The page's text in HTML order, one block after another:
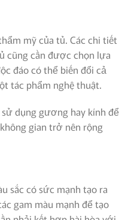
mỹ của tủ. Các chi tiết
cũng cần được chọn lựa
đáo có thể biến đổi cả
tác phẩm nghệ thuật.
dụng gương hay kính để
gian trở nên rộng
sắc có sức mạnh tạo ra
gam màu mạnh để tạo